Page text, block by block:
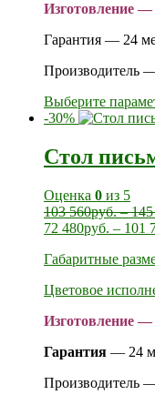
Изготовление
Гарантия — 24
Производитель
Выберите
-30%
Стол
Оценка 0 из 5
103 560руб.–
72 480руб. – 101
Габаритные
Цветовое
Изготовление —
Гарантия — 24
Производитель